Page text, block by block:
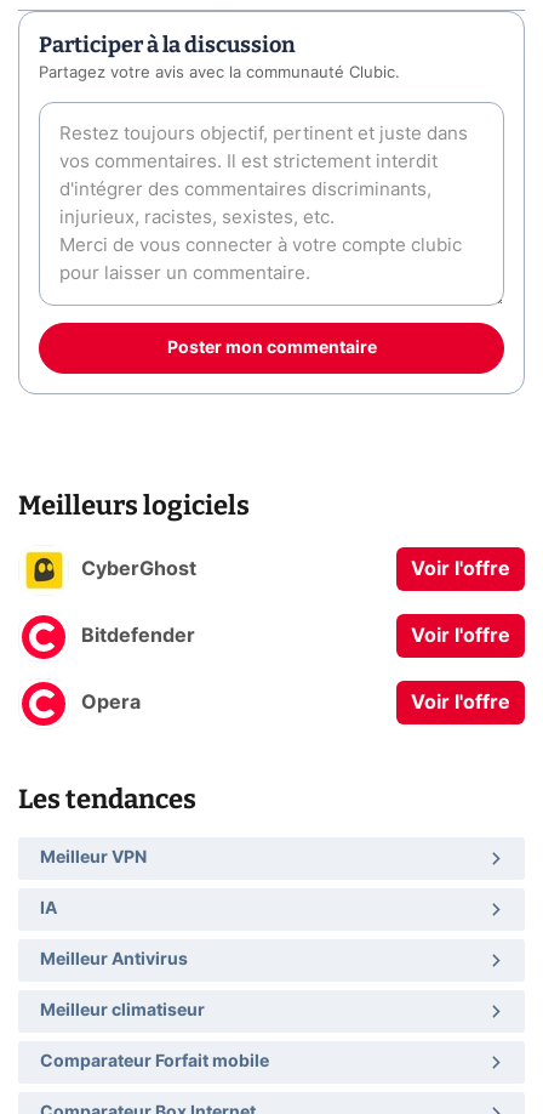
Participer à la discussion
Partagez votre avis avec la communauté Clubic.
Poster mon commentaire
Meilleurs logiciels
CyberGhost Voir l'offre
Bitdefender Voir l'offre
Opera Voir l'offre
Les tendances
Meilleur VPN
IA
Meilleur Antivirus
Meilleur climatiseur
Comparateur Forfait mobile